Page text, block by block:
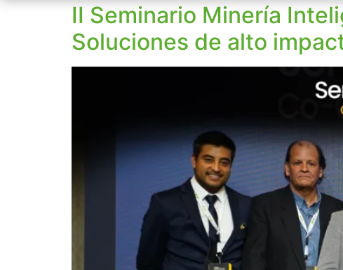
II Seminario Minería
Soluciones de alto